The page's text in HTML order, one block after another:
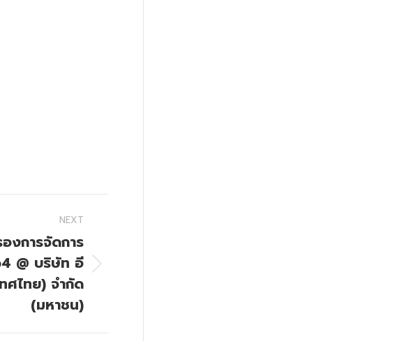
NEXT
งการจัดการ
@ บริษัท อี
ศไทย) จำกัด
(มหาชน)